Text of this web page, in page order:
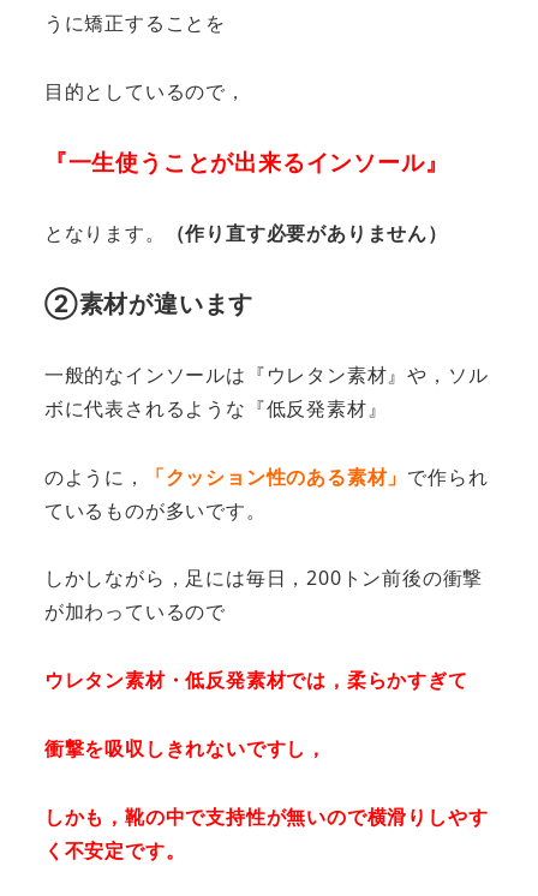
うに矯正することを
目的としているので，
『一生使うことが出来るインソール』
となります。 （作り直す必要がありません）
②素材が違います
一般的なインソールは『ウレタン素材』や，ソル
ボに代表されるような『低反発素材』
のように， 「クッション性のある素材」 で作られ
ているものが多いです。
しかしながら，足には毎日，200トン前後の衝撃
が加わっているので
ウレタン素材・低反発素材では，柔らかすぎて
衝撃を吸収しきれないですし，
しかも，靴の中で支持性が無いので横滑りしやす
く不安定です。